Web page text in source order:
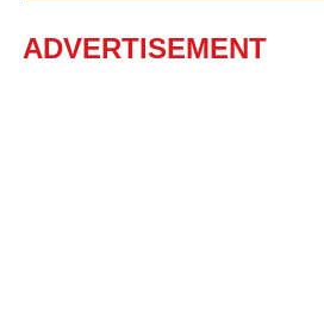
ADVERTISEMENT